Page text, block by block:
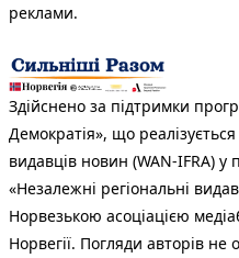
реклами.
Здійснено за підтримки
Демократія», що
видавців новин (WAN-IFRA) у
«Незалежні регіональні
Норвезькою асоціацією
Норвегії. Погляди авторів не